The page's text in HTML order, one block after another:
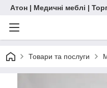
Атон | Медичні меблі |
Товари та послуги